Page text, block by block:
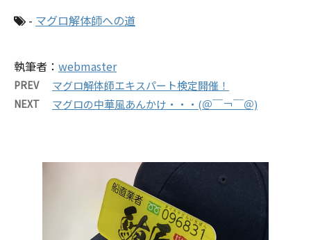
- マグロ解体師への道
執筆者： webmaster
PREV マグロ解体師エキスパート検定開催！
NEXT マグロの中華風あんかけ・・・(＠￣￢￣＠)